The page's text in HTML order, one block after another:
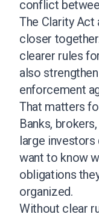
conflict
The Clarity
closer
clearer rules
also
enforcement
That matters
Banks,
large investors
want to know
obligations
organized.
Without clear